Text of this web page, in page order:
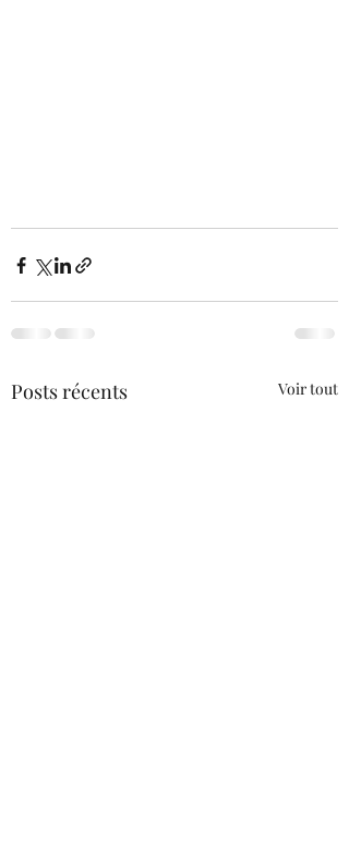
Posts récents Voir tout